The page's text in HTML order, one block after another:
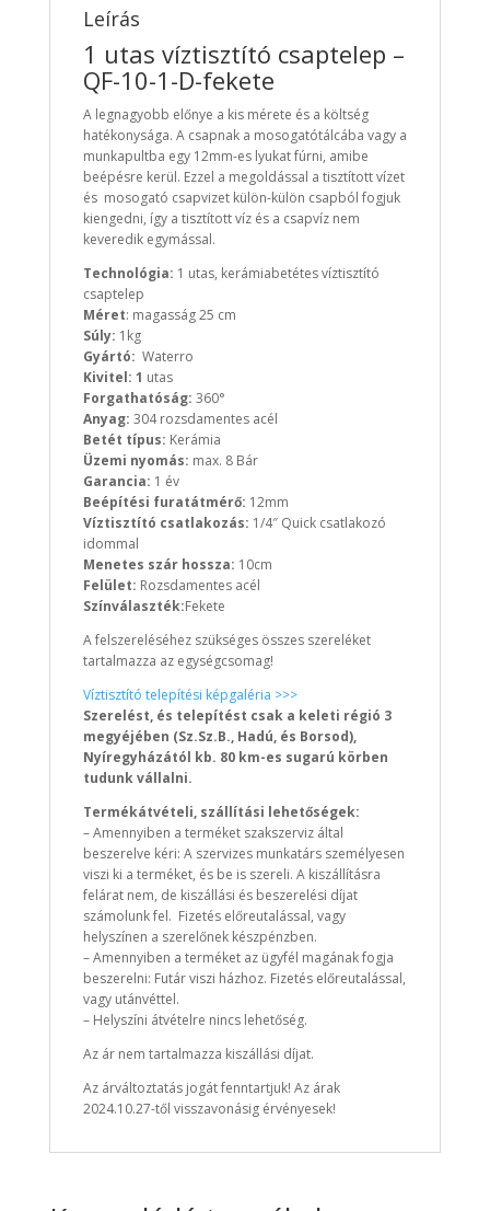
Leírás
1 utas víztisztító csaptelep –
QF-10-1-D-fekete
A legnagyobb előnye a kis mérete és a költség
hatékonysága. A csapnak a mosogatótálcába vagy a
munkapultba egy 12mm-es lyukat fúrni, amibe
beépésre kerül. Ezzel a megoldással a tisztított vízet
és mosogató csapvizet külön-külön csapból fogjuk
kiengedni, így a tisztított víz és a csapvíz nem
keveredik egymással.
Technológia: 1 utas, kerámiabetétes víztisztító
csaptelep
Méret: magasság 25 cm
Súly: 1kg
Gyártó: Waterro
Kivitel: 1 utas
Forgathatóság: 360°
Anyag: 304 rozsdamentes acél
Betét típus: Kerámia
Üzemi nyomás: max. 8 Bár
Garancia: 1 év
Beépítési furatátmérő: 12mm
Víztisztító csatlakozás: 1/4″ Quick csatlakozó
idommal
Menetes szár hossza: 10cm
Felület: Rozsdamentes acél
Színválaszték:Fekete
A felszereléséhez szükséges összes szereléket
tartalmazza az egységcsomag!
Víztisztító telepítési képgaléria >>>
Szerelést, és telepítést csak a keleti régió 3
megyéjében (Sz.Sz.B., Hadú, és Borsod),
Nyíregyházától kb. 80 km-es sugarú körben
tudunk vállalni.
Termékátvételi, szállítási lehetőségek:
– Amennyiben a terméket szakszerviz által
beszerelve kéri: A szervizes munkatárs személyesen
viszi ki a terméket, és be is szereli. A kiszállításra
felárat nem, de kiszállási és beszerelési díjat
számolunk fel. Fizetés előreutalással, vagy
helyszínen a szerelőnek készpénzben.
– Amennyiben a terméket az ügyfél magának fogja
beszerelni: Futár viszi házhoz. Fizetés előreutalással,
vagy utánvéttel.
– Helyszíni átvételre nincs lehetőség.
Az ár nem tartalmazza kiszállási díjat.
Az árváltoztatás jogát fenntartjuk! Az árak
2024.10.27-től visszavonásig érvényesek!